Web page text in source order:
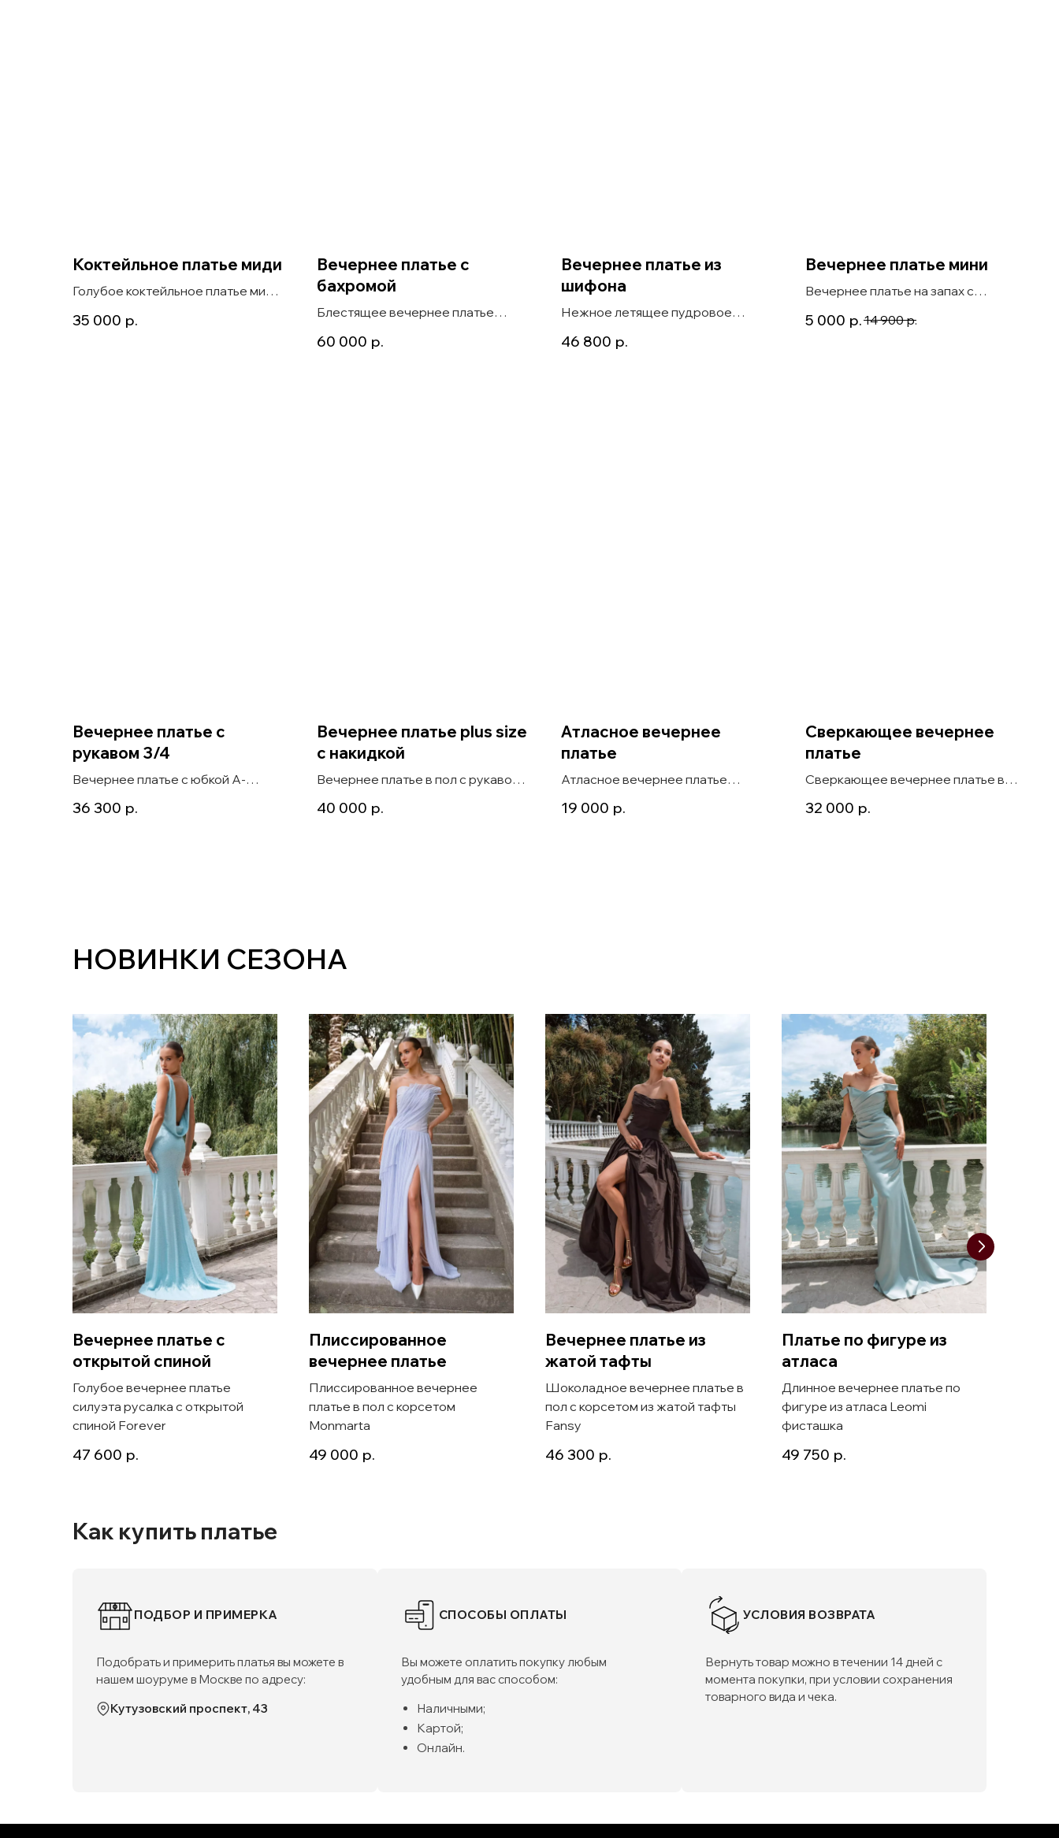
Коктейльное платье миди
Голубое коктейльное платье миди
35 000 р.
Вечернее платье с
бахромой
Блестящее вечернее платье
Frost
60 000 р.
Вечернее платье из
шифона
Нежное летящее пудровое
украшенное цветами, Ran
46 800 р.
Вечернее платье мини
Вечернее платье на запах с
любой цвет
5 000 р. 14 900 р.
Вечернее платье c
рукавом 3/4
Вечернее платье с юбкой А-
бежевый
36 300 р.
Вечернее платье plus size
с накидкой
Вечернее платье в пол с рукавом
Lalia
40 000 р.
Атласное вечернее
платье
Атласное вечернее платье
19 000 р.
Сверкающее вечернее
платье
Сверкающее вечернее платье в
32 000 р.
НОВИНКИ СЕЗОНА
Вечернее платье с
открытой спиной
Голубое вечернее платье
силуэта русалка с открытой
спиной Forever
47 600 р.
Плиссированное
вечернее платье
Плиссированное вечернее
платье в пол с корсетом
Monmarta
49 000 р.
Вечернее платье из
жатой тафты
Шоколадное вечернее платье в
пол с корсетом из жатой тафты
Fansy
46 300 р.
Платье по фигуре из
атласа
Длинное вечернее платье по
фигуре из атласа Leomi
фисташка
49 750 р.
Как купить платье
ПОДБОР И ПРИМЕРКА
Подобрать и примерить платья вы можете в
нашем шоуруме в Москве по адресу:
Кутузовский проспект, 43
СПОСОБЫ ОПЛАТЫ
Вы можете оплатить покупку любым
удобным для вас способом:
Наличными;
Картой;
Онлайн.
УСЛОВИЯ ВОЗВРАТА
Вернуть товар можно в течении 14 дней с
момента покупки, при условии сохранения
товарного вида и чека.